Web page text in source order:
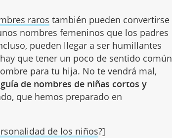
raros también pueden convertirse
nombres femeninos que los padres
pueden llegar a ser humillantes
que tener un poco de sentido común
para tu hija. No te vendrá mal,
guía de nombres de niñas cortos y
que hemos preparado en
de los niños?]